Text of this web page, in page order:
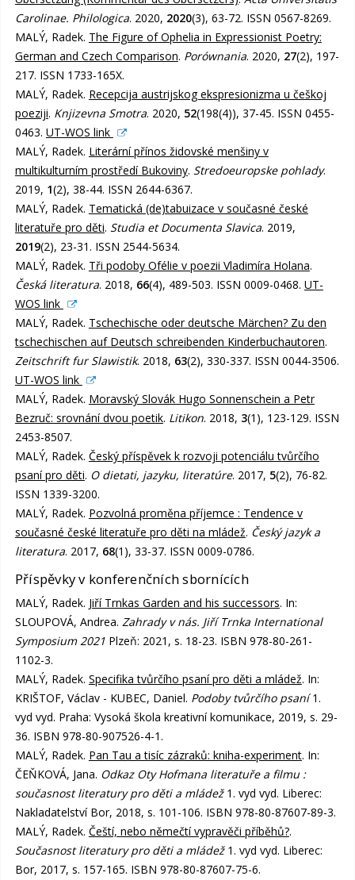
Carolinae. Philologica. 2020, 2020(3), 63-72. ISSN 0567-8269.
MALÝ, Radek. The Figure of Ophelia in Expressionist Poetry:
German and Czech Comparison. Porównania. 2020, 27(2), 197-
217. ISSN 1733-165X.
MALÝ, Radek. Recepcija austrijskog ekspresionizma u češkoj
poeziji. Knjizevna Smotra. 2020, 52(198(4)), 37-45. ISSN 0455-
0463. UT-WOS link
MALÝ, Radek. Literární přínos židovské menšiny v
multikulturním prostředí Bukoviny. Stredoeuropske pohlady.
2019, 1(2), 38-44. ISSN 2644-6367.
MALÝ, Radek. Tematická (de)tabuizace v současné české
literatuře pro děti. Studia et Documenta Slavica. 2019,
2019(2), 23-31. ISSN 2544-5634.
MALÝ, Radek. Tři podoby Ofélie v poezii Vladimíra Holana.
Česká literatura. 2018, 66(4), 489-503. ISSN 0009-0468. UT-
WOS link
MALÝ, Radek. Tschechische oder deutsche Märchen? Zu den
tschechischen auf Deutsch schreibenden Kinderbuchautoren.
Zeitschrift fur Slawistik. 2018, 63(2), 330-337. ISSN 0044-3506.
UT-WOS link
MALÝ, Radek. Moravský Slovák Hugo Sonnenschein a Petr
Bezruč: srovnání dvou poetik. Litikon. 2018, 3(1), 123-129. ISSN
2453-8507.
MALÝ, Radek. Český příspěvek k rozvoji potenciálu tvůrčího
psaní pro děti. O dietati, jazyku, literatúre. 2017, 5(2), 76-82.
ISSN 1339-3200.
MALÝ, Radek. Pozvolná proměna příjemce : Tendence v
současné české literatuře pro děti na mládež. Český jazyk a
literatura. 2017, 68(1), 33-37. ISSN 0009-0786.
Příspěvky v konferenčních sbornících
MALÝ, Radek. Jiří Trnkas Garden and his successors. In:
SLOUPOVÁ, Andrea. Zahrady v nás. Jiří Trnka International
Symposium 2021Plzeň: 2021, s. 18-23. ISBN 978-80-261-
1102-3.
MALÝ, Radek. Specifika tvůrčího psaní pro děti a mládež. In:
KRIŠTOF, Václav - KUBEC, Daniel. Podoby tvůrčího psaní1.
vyd vyd. Praha: Vysoká škola kreativní komunikace, 2019, s. 29-
36. ISBN 978-80-907526-4-1.
MALÝ, Radek. Pan Tau a tisíc zázraků: kniha-experiment. In:
ČEŇKOVÁ, Jana. Odkaz Oty Hofmana literatuře a filmu :
současnost literatury pro děti a mládež1. vyd vyd. Liberec:
Nakladatelství Bor, 2018, s. 101-106. ISBN 978-80-87607-89-3.
MALÝ, Radek. Čeští, nebo němečtí vypravěči příběhů?.
Současnost literatury pro děti a mládež1. vyd vyd. Liberec:
Bor, 2017, s. 157-165. ISBN 978-80-87607-75-6.